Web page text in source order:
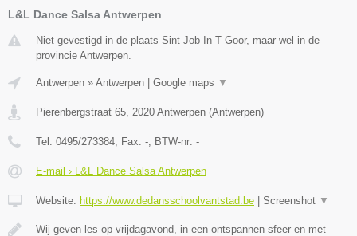
L&L Dance Salsa Antwerpen
Niet gevestigd in de plaats Sint Job In T Goor, maar wel in de
provincie Antwerpen.
Antwerpen » Antwerpen Google maps ▼
Pierenbergstraat 65, 2020 Antwerpen (Antwerpen)
Tel: 0495/273384, Fax: -, BTW-nr: -
E-mail › L&L Dance Salsa Antwerpen
Website: https://www.dedansschoolvantstad.be Screenshot ▼
Wij geven les op vrijdagavond, in een ontspannen sfeer en met